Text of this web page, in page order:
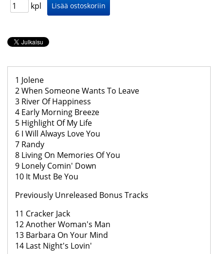
kpl
1 Jolene
2 When Someone Wants To Leave
3 River Of Happiness
4 Early Morning Breeze
5 Highlight Of My Life
6 I Will Always Love You
7 Randy
8 Living On Memories Of You
9 Lonely Comin' Down
10 It Must Be You
Previously Unreleased Bonus Tracks
11 Cracker Jack
12 Another Woman's Man
13 Barbara On Your Mind
14 Last Night's Lovin'